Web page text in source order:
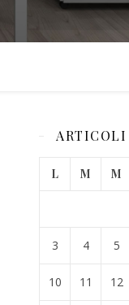
L M M
3 4 5
10 11 12